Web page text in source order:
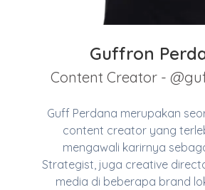
Guffron
Content Creator -
Guff Perdana merupakan
content creator yang
mengawali karirnya
Strategist, juga creative
media di beberapa brand